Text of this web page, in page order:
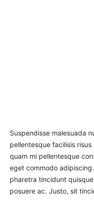
Suspendisse malesuada
pellentesque facilisis
quam mi pellentesque
eget commodo
pharetra tincidunt
posuere ac. Justo, sit